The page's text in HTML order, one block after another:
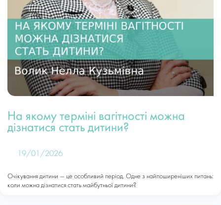
На якому терміні вагітності можна
дізнатися стать дитини?
19/01/2026
Очікування дитини — це особливий період. Одне з найпоширеніших питань:
коли можна дізнатися стать майбутньої дитини?